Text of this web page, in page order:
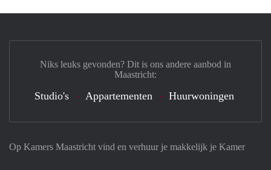
Op Kamers Maastricht vind en verhuur je makkelijk je Kamer
Niks leuks gevonden? Dit is ons andere aanbod in
Maastricht:
Studio's Appartementen Huurwoningen